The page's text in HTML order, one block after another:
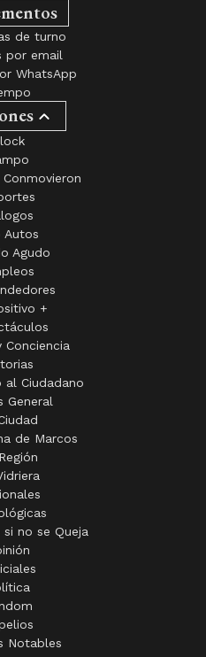
de turno
por email
WhatsApp
Conmovieron
Autos
Agudo
+
Conciencia
al Ciudadano
General
de Marcos
si no se Queja
Notables